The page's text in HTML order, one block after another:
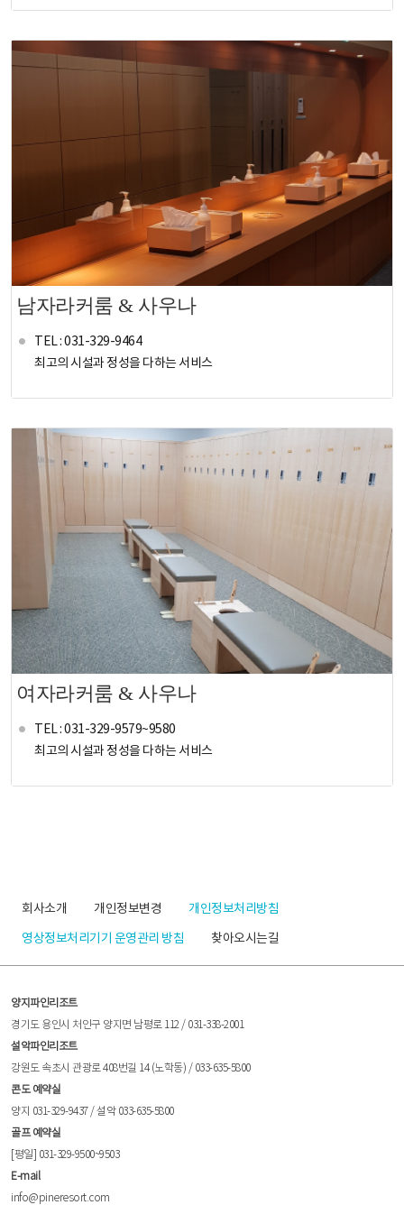
남자라커룸 & 사우나
TEL : 031-329-9464
최고의 시설과 정성을 다하는 서비스
여자라커룸 & 사우나
TEL : 031-329-9579~9580
최고의 시설과 정성을 다하는 서비스
회사소개 개인정보변경 개인정보처리방침
영상정보처리기기 운영관리 방침 찾아오시는길
양지파인리조트
경기도 용인시 처인구 양지면 남평로 112 / 031-338-2001
설악파인리조트
강원도 속초시 관광로 408번길 14 (노학동) / 033-635-5800
콘도 예약실
양지 031-329-9437 / 설악 033-635-5800
골프 예약실
[평일] 031-329-9500~9503
E-mail
info@pineresort.com